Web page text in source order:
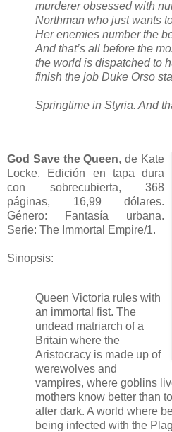
murderer obsessed with
Northman who just wants
Her enemies number the
And that’s all before the
the world is dispatched to
finish the job Duke Orso
Springtime in Styria. And
God Save the Queen, de Kate
Locke. Edición en tapa dura
con sobrecubierta, 368
páginas, 16,99 dólares.
Género: Fantasía urbana.
Serie: The Immortal Empire/1.
Sinopsis:
Queen Victoria rules with
an immortal fist. The
undead matriarch of a
Britain where the
Aristocracy is made up of
werewolves and
vampires, where goblins
mothers know better than
after dark. A world where
being infected with the